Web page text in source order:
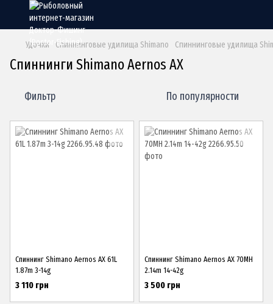
Удочки Спиннинговые удилища Shimano Спиннинговые удилища
Спиннинги Shimano Aernos AX
Фильтр По популярности
Спиннинг Shimano Aernos AX 61L
1.87m 3-14g
3 110 грн
Спиннинг Shimano Aernos AX 70MH
2.14m 14-42g
3 500 грн